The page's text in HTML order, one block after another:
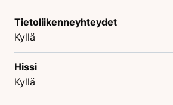
Tietoliikenneyhteydet
Kyllä
Hissi
Kyllä